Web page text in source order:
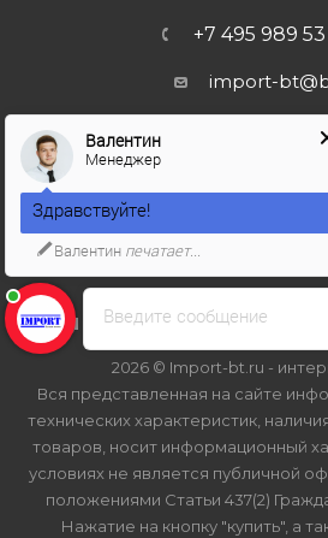
+7 495 989
import-
г. Москва, ул. Льва
2026 © Import-bt.ru -
Вся представленная на сайте
технических характеристик,
товаров, носит информационный
условиях не является публичной
положениями Статьи 437(2)
Нажатие на кнопку "купить", а
Введите сообщение
Валентин
Менеджер
Здравствуйте!
Валентин печатает...